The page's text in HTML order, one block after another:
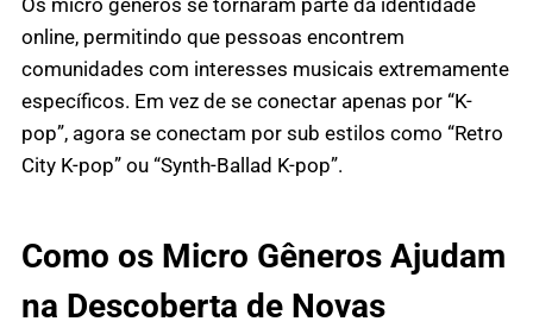
online, permitindo que pessoas encontrem
comunidades com interesses musicais extremamente
específicos. Em vez de se conectar apenas por “K-
pop”, agora se conectam por sub estilos como “Retro
City K-pop” ou “Synth-Ballad K-pop”.
Como os Micro Gêneros Ajudam
na Descoberta de Novas